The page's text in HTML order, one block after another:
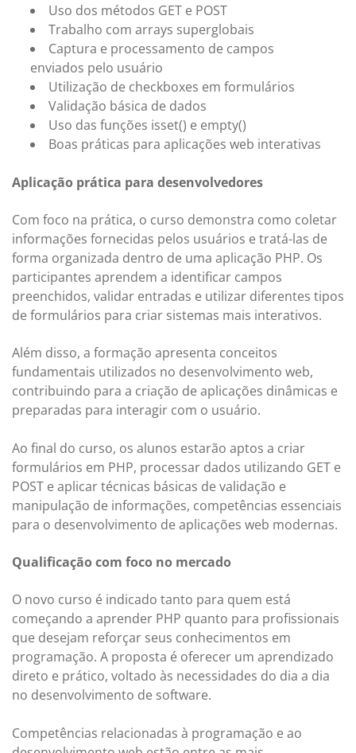
Uso dos métodos GET e POST
Trabalho com arrays superglobais
Captura e processamento de campos
enviados pelo usuário
Utilização de checkboxes em formulários
Validação básica de dados
Uso das funções isset() e empty()
Boas práticas para aplicações web interativas
Aplicação prática para desenvolvedores
Com foco na prática, o curso demonstra como coletar
informações fornecidas pelos usuários e tratá-las de
forma organizada dentro de uma aplicação PHP. Os
participantes aprendem a identificar campos
preenchidos, validar entradas e utilizar diferentes tipos
de formulários para criar sistemas mais interativos.
Além disso, a formação apresenta conceitos
fundamentais utilizados no desenvolvimento web,
contribuindo para a criação de aplicações dinâmicas e
preparadas para interagir com o usuário.
Ao final do curso, os alunos estarão aptos a criar
formulários em PHP, processar dados utilizando GET e
POST e aplicar técnicas básicas de validação e
manipulação de informações, competências essenciais
para o desenvolvimento de aplicações web modernas.
Qualificação com foco no mercado
O novo curso é indicado tanto para quem está
começando a aprender PHP quanto para profissionais
que desejam reforçar seus conhecimentos em
programação. A proposta é oferecer um aprendizado
direto e prático, voltado às necessidades do dia a dia
no desenvolvimento de software.
Competências relacionadas à programação e ao